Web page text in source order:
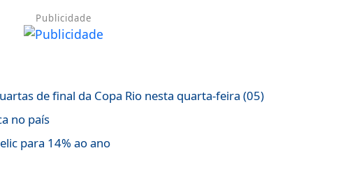
Publicidade
de final da Copa Rio nesta quarta-feira (05)
no país
para 14% ao ano